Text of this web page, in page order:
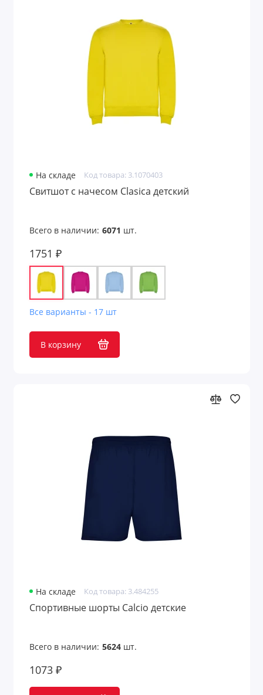
На складе Код товара: 3.1070403
Свитшот с начесом Clasica детский
Всего в наличии: 6071 шт.
1751 ₽
Все варианты - 17 шт
В корзину
На складе Код товара: 3.484255
Спортивные шорты Calcio детские
Всего в наличии: 5624шт.
1073 ₽